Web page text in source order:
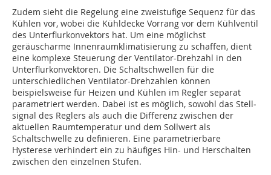
Zudem sieht die Regelung eine zweistufige Sequenz für das
Kühlen vor, wobei die Kühldecke Vorrang vor dem Kühlventil
des Unterflurkonvektors hat. Um eine möglichst
geräuscharme Innenraumklimatisierung zu schaffen, dient
eine komplexe Steuerung der Ventilator-Drehzahl in den
Unterflurkonvektoren. Die Schaltschwellen für die
unterschiedlichen Ventilator-Drehzahlen können
beispielsweise für Heizen und Kühlen im Regler separat
parametriert werden. Dabei ist es möglich, sowohl das Stell­
signal des Reglers als auch die Differenz zwischen der
aktuellen Raumtemperatur und dem Sollwert als
Schaltschwelle zu definieren. Eine parametrierbare
Hysterese verhindert ein zu häufiges Hin- und Herschalten
zwischen den einzelnen Stufen.